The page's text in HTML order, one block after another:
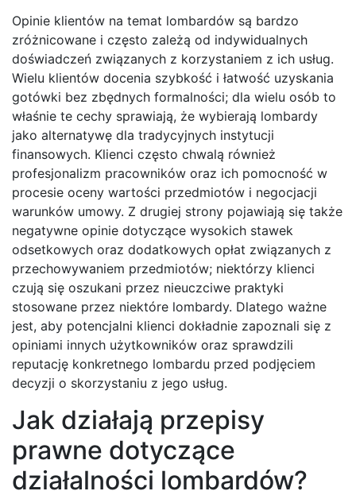
Opinie klientów na temat lombardów są bardzo
zróżnicowane i często zależą od indywidualnych
doświadczeń związanych z korzystaniem z ich usług.
Wielu klientów docenia szybkość i łatwość uzyskania
gotówki bez zbędnych formalności; dla wielu osób to
właśnie te cechy sprawiają, że wybierają lombardy
jako alternatywę dla tradycyjnych instytucji
finansowych. Klienci często chwalą również
profesjonalizm pracowników oraz ich pomocność w
procesie oceny wartości przedmiotów i negocjacji
warunków umowy. Z drugiej strony pojawiają się także
negatywne opinie dotyczące wysokich stawek
odsetkowych oraz dodatkowych opłat związanych z
przechowywaniem przedmiotów; niektórzy klienci
czują się oszukani przez nieuczciwe praktyki
stosowane przez niektóre lombardy. Dlatego ważne
jest, aby potencjalni klienci dokładnie zapoznali się z
opiniami innych użytkowników oraz sprawdzili
reputację konkretnego lombardu przed podjęciem
decyzji o skorzystaniu z jego usług.
Jak działają przepisy
prawne dotyczące
działalności lombardów?